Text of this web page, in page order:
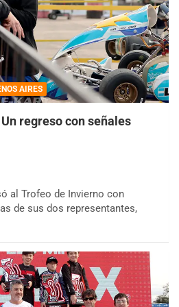
AIRES
regreso con señales
al Trofeo de Invierno con
de sus dos representantes,